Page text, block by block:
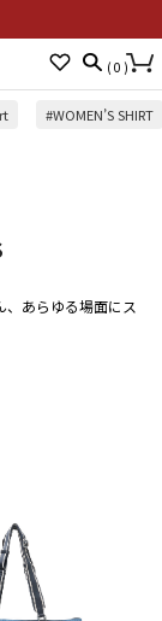
( 0 )
#WOMEN’S SHIRT
、あらゆる場面にス